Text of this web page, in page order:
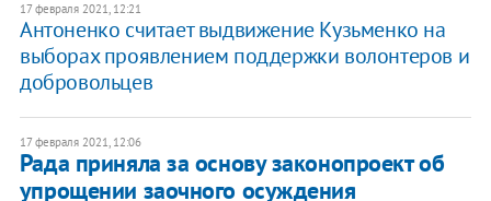
17 февраля 2021, 12:21
Антоненко считает выдвижение Кузьменко на
выборах проявлением поддержки волонтеров и
добровольцев
17 февраля 2021, 12:06
Рада приняла за основу законопроект об
упрощении заочного осуждения